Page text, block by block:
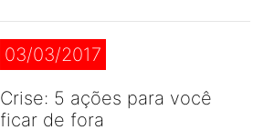
03/03/2017
Crise: 5 ações para você
ficar de fora